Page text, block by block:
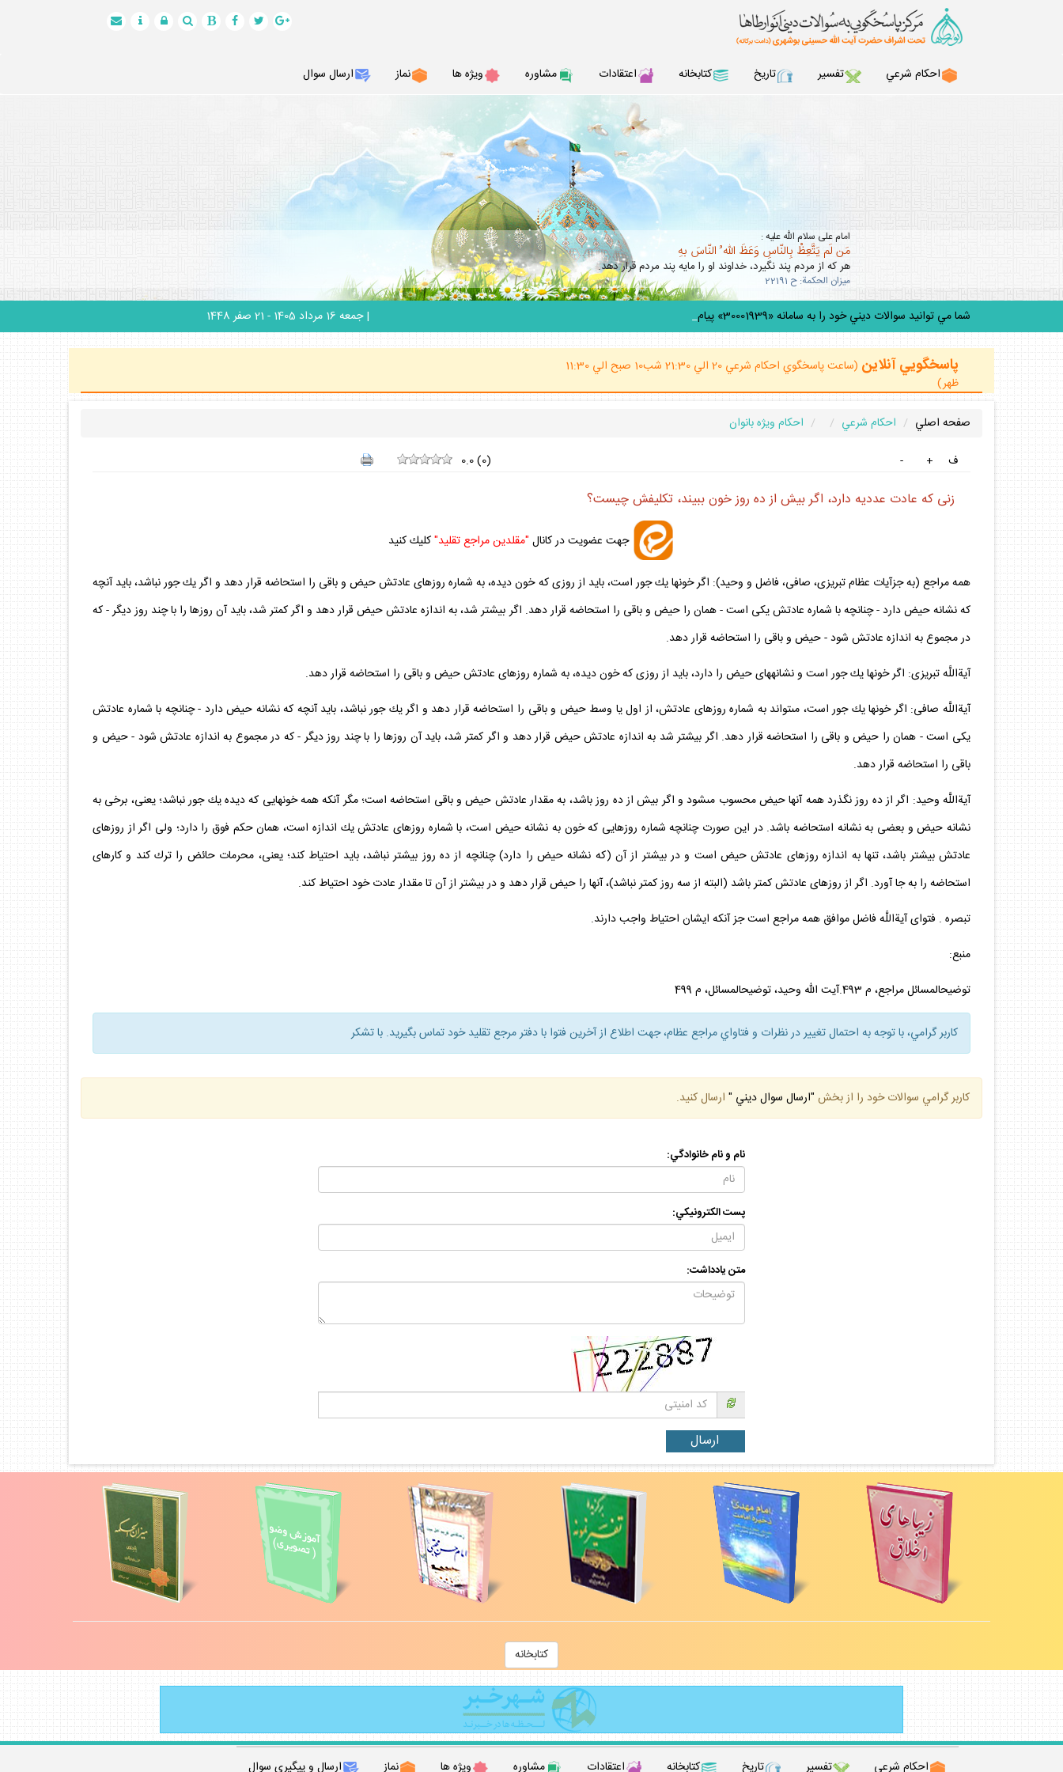
احكام شرعي تفسير تاريخ كتابخانه اعتقادات مشاوره ويژه ها نماز ارسال سوال
امام على سلام الله عليه :
مَن لَم يَتَّعِظْ بِالنّاسِ وَعَظَ اللّه ُ النّاسَ بهِ
هر كه از مردم پند نگيرد، خداوند او را مايه پند مردم قرار دهد.
ميزان الحكمة: ح 22191
شما مي توانيد سوالات ديني خود را به سامانه «30001939» پيامك كنيد | جمعه 16 مرداد 1405 - 21 صفر 1448
پاسخگويي آنلاين
(ساعت پاسخگوي احكام شرعي 20 الي 21:30 شب10 صبح الي 11:30
ظهر)
صفحه اصلي احكام شرعي
احكام ويژه بانوان
ف
+
-
0.0(0)
زنى كه عادت عدديه دارد، اگر بيش از ده روز خون ببيند، تكليفش چيست؟
جهت عضويت در كانال "مقلدين مراجع تقليد"كليك كنيد
همه مراجع (به جزآيات عظام تبريزى، صافى، فاضل و وحيد): اگر خون‏ها يك جور است، بايد از روزى كه خون ديده، به شماره روزهاى عادتش حيض و باقى را استحاضه قرار دهد و اگر يك جور نباشد، بايد آنچه
كه نشانه حيض دارد - چنانچه با شماره عادتش يكى است - همان را حيض و باقى را استحاضه قرار دهد. اگر بيشتر شد، به اندازه عادتش حيض قرار دهد و اگر كمتر شد، بايد آن روزها را با چند روز ديگر - كه
در مجموع به اندازه عادتش شود - حيض و باقى را استحاضه قرار دهد.
آيةاللَّه تبريزى: اگر خون‏ها يك جور است و نشانه‏هاى حيض را دارد، بايد از روزى كه خون ديده، به شماره روزهاى عادتش حيض و باقى را استحاضه قرار دهد.
آيةاللَّه صافى: اگر خون‏ها يك جور است، مى‏تواند به شماره روزهاى عادتش، از اول يا وسط حيض و باقى را استحاضه قرار دهد و اگر يك جور نباشد، بايد آنچه كه نشانه حيض دارد - چنانچه با شماره عادتش
يكى است - همان را حيض و باقى را استحاضه قرار دهد. اگر بيشتر شد به اندازه عادتش حيض قرار دهد و اگر كمتر شد، بايد آن روزها را با چند روز ديگر - كه در مجموع به اندازه عادتش شود - حيض و
باقى را استحاضه قرار دهد.
آيةاللَّه وحيد: اگر از ده روز نگذرد همه آنها حيض محسوب مى‏شود و اگر بيش از ده روز باشد، به مقدار عادتش حيض و باقى استحاضه است؛ مگر آنكه همه خون‏هايى كه ديده يك جور نباشد؛ يعنى، برخى به
نشانه حيض و بعضى به نشانه استحاضه باشد. در اين صورت چنانچه شماره روزهايى كه خون به نشانه حيض است، با شماره روزهاى عادتش يك اندازه است، همان حكم فوق را دارد؛ ولى اگر از روزهاى
عادتش بيشتر باشد، تنها به اندازه روزهاى عادتش حيض است و در بيشتر از آن (كه نشانه حيض را دارد) چنانچه از ده روز بيشتر نباشد، بايد احتياط كند؛ يعنى، محرمات حائض را ترك كند و كارهاى
استحاضه را به جا آورد. اگر از روزهاى عادتش كمتر باشد (البته از سه روز كمتر نباشد)، آنها را حيض قرار دهد و در بيشتر از آن تا مقدار عادت خود احتياط كند.
تبصره . فتواى آيةاللَّه فاضل موافق همه مراجع است جز آنكه ايشان احتياط واجب دارند.
منبع:
توضيح‏المسائل مراجع، م 493.آيت الله وحيد، توضيح‏المسائل، م 499
كاربر گرامي، با توجه به احتمال تغيير در نظرات و فتاواي مراجع عظام، جهت اطلاع از آخرين فتوا با دفتر مرجع تقليد خود تماس بگيريد. با تشكر
كاربر گرامي سوالات خود را از بخش "ارسال سوال ديني " ارسال كنيد.
نام و نام خانوادگي:
پست الكترونيكي:
متن يادداشت:
كتابخانه
احكام شرعي تفسير تاريخ كتابخانه اعتقادات مشاوره ويژه ها نماز ارسال و پيگيري سوال